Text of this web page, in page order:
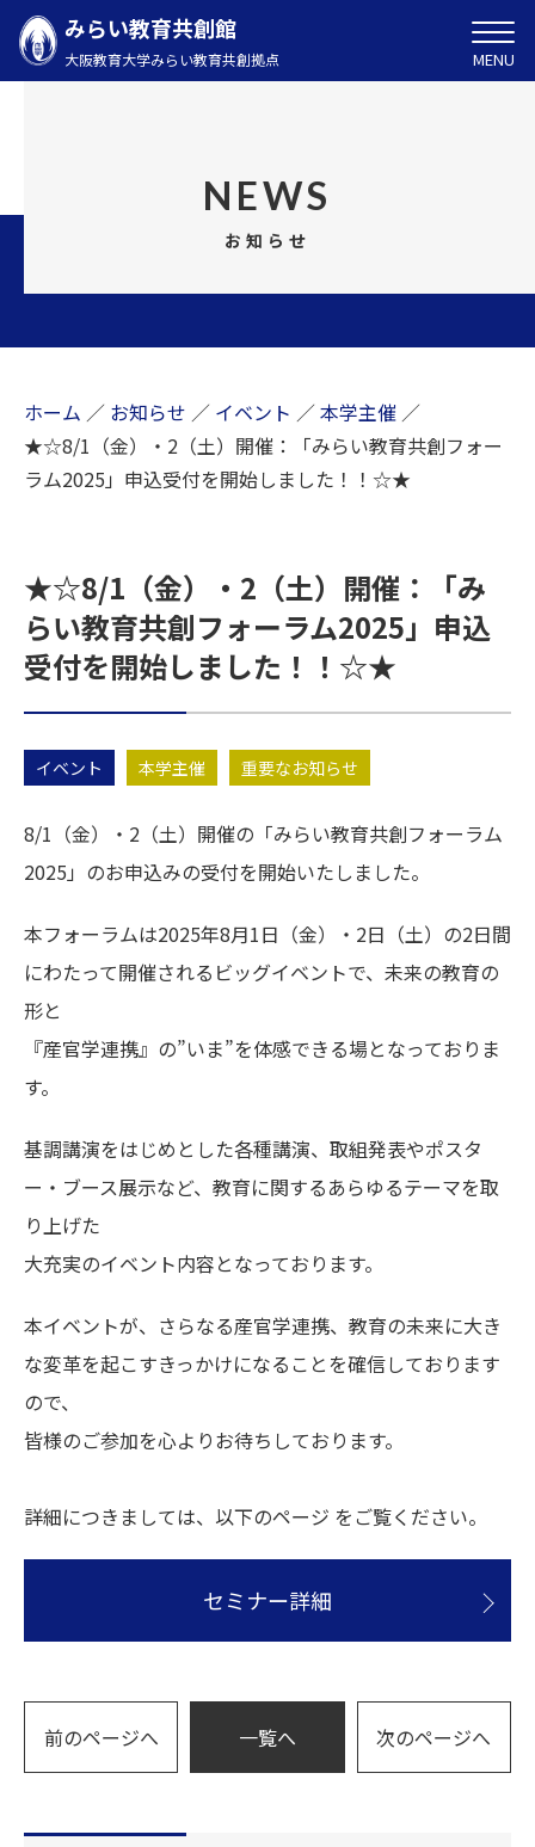
みらい教育共創館
大阪教育大学みらい教育共創拠点 MENU
NEWS
お知らせ
ホーム ／ お知らせ ／ イベント ／本学主催 ／
★☆8/1（金）・2（土）開催：「みらい教育共創フォー
ラム2025」申込受付を開始しました！！☆★
★☆8/1（金）・2（土）開催：「み
らい教育共創フォーラム2025」申込
受付を開始しました！！☆★
イベント 本学主催 重要なお知らせ
8/1（金）・2（土）開催の「みらい教育共創フォーラム
2025」のお申込みの受付を開始いたしました。
本フォーラムは2025年8月1日（金）・2日（土）の2日間
にわたって開催されるビッグイベントで、未来の教育の
形と
『産官学連携』の”いま”を体感できる場となっておりま
す。
基調講演をはじめとした各種講演、取組発表やポスタ
ー・ブース展示など、教育に関するあらゆるテーマを取
り上げた
大充実のイベント内容となっております。
本イベントが、さらなる産官学連携、教育の未来に大き
な変革を起こすきっかけになることを確信しております
ので、
皆様のご参加を心よりお待ちしております。
詳細につきましては、以下のページ をご覧ください。
セミナー詳細
前のページへ 一覧へ 次のページへ